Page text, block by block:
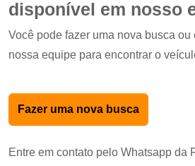
disponível em nosso
Você pode fazer uma nova busca ou
nossa equipe para encontrar o
Fazer uma nova busca
Entre em contato pelo Whatsapp da